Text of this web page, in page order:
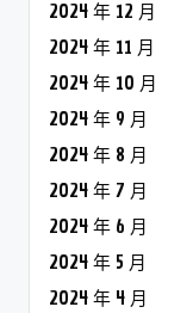
2024 年 12 月
2024 年 11 月
2024 年 10 月
2024 年 9 月
2024 年 8 月
2024 年 7 月
2024 年 6 月
2024 年 5 月
2024 年 4 月